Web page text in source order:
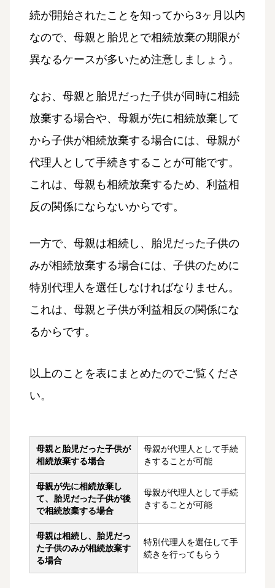
続が開始されたことを知ってから3ヶ月以内
なので、母親と胎児とで相続放棄の期限が
異なるケースが多いため注意しましょう。
なお、母親と胎児だった子供が同時に相続
放棄する場合や、母親が先に相続放棄して
から子供が相続放棄する場合には、母親が
代理人として手続きすることが可能です。
これは、母親も相続放棄するため、利益相
反の関係にならないからです。
一方で、母親は相続し、胎児だった子供の
みが相続放棄する場合には、子供のために
特別代理人を選任しなければなりません。
これは、母親と子供が利益相反の関係にな
るからです。
以上のことを表にまとめたのでご覧くださ
い。
母親と胎児だった子供が
相続放棄する場合
母親が代理人として手続
きすることが可能
母親が先に相続放棄し
て、胎児だった子供が後
で相続放棄する場合
母親が代理人として手続
きすることが可能
母親は相続し、胎児だっ
た子供のみが相続放棄す
る場合
特別代理人を選任して手
続きを行ってもらう